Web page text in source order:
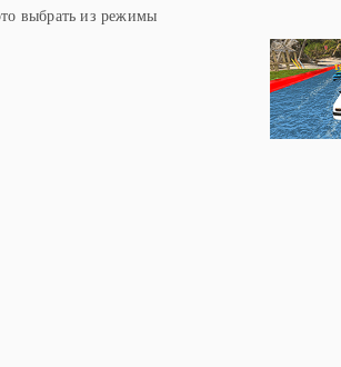
выбрать из режимы